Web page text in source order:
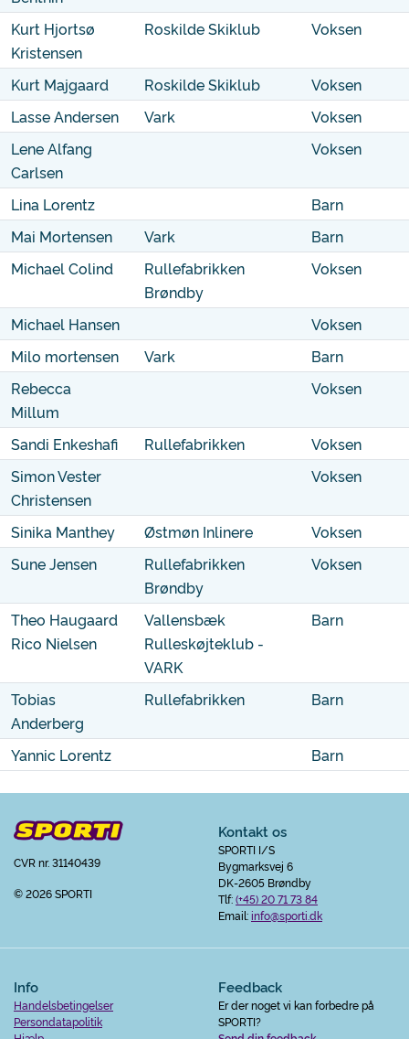
Kurt Hjortsø
Kristensen
Roskilde Skiklub Voksen
Kurt Majgaard Roskilde Skiklub
Voksen
Lasse Andersen
Vark
Voksen
Lene Alfang
Carlsen
Voksen
Lina Lorentz
Barn
Mai Mortensen
Vark
Barn
Michael Colind
Rullefabrikken
Brøndby
Voksen
Michael Hansen
Voksen
Milo mortensen
Vark
Barn
Rebecca
Millum
Voksen
Sandi Enkeshafi Rullefabrikken
Voksen
Simon Vester
Christensen
Voksen
Sinika Manthey Østmøn Inlinere
Voksen
Sune Jensen
Rullefabrikken
Brøndby
Voksen
Theo Haugaard
Rico Nielsen
Vallensbæk
Rulleskøjteklub -
VARK
Barn
Tobias
Anderberg
Rullefabrikken Barn
Yannic Lorentz Barn
CVR nr. 31140439
© 2026 SPORTI
Kontakt os
SPORTI I/S
Bygmarksvej 6
DK-2605 Brøndby
Tlf:(+45) 20 71 73 84
Email:info@sporti.dk
Info
Handelsbetingelser
Persondatapolitik
Feedback
Er der noget vi kan forbedre på
SPORTI?